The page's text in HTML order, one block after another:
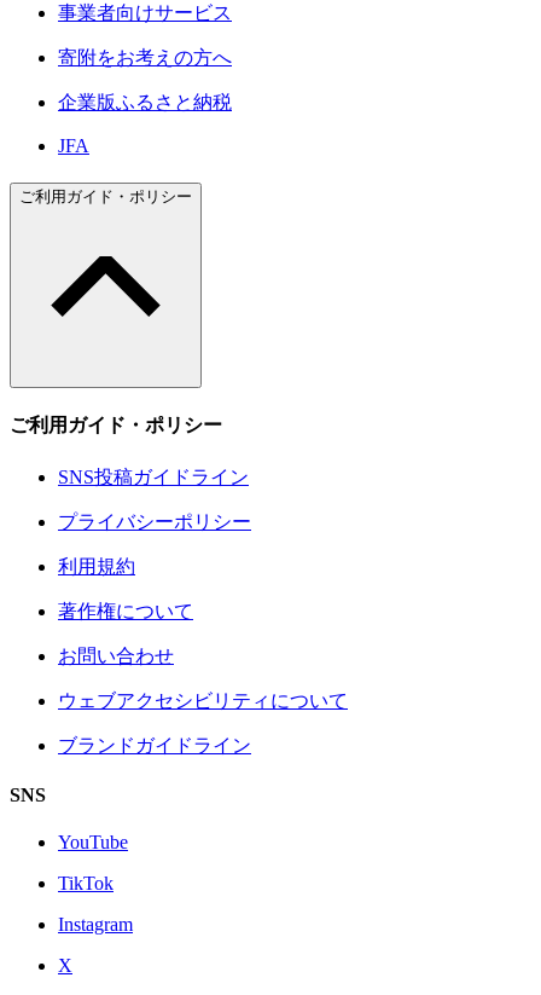
事業者向けサービス
寄附をお考えの方へ
企業版ふるさと納税
JFA
ご利用ガイド・ポリシー
ご利用ガイド・ポリシー
SNS投稿ガイドライン
プライバシーポリシー
利用規約
著作権について
お問い合わせ
ウェブアクセシビリティについて
ブランドガイドライン
SNS
YouTube
TikTok
Instagram
X